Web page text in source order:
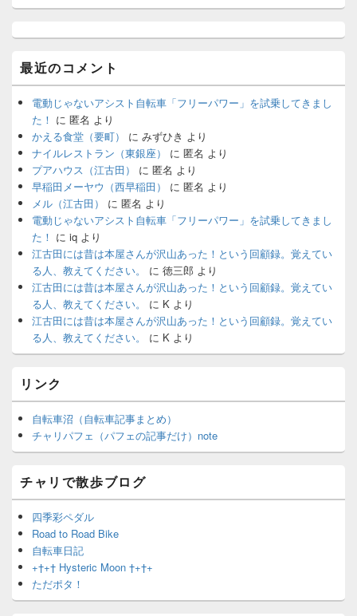
最近のコメント
電動じゃないアシスト自転車「フリーパワー」を試乗してきまし
た！ に 匿名 より
かえる食堂（要町）
に みずひき より
ナイルレストラン（東銀座）
に 匿名 より
プアハウス（江古田）
に 匿名 より
早稲田メーヤウ（西早稲田）
に 匿名 より
メル（江古田）
に 匿名 より
電動じゃないアシスト自転車「フリーパワー」を試乗してきまし
た！ に iq より
江古田には昔は本屋さんが沢山あった！という回顧録。覚えてい
る人、教えてください。
に 徳三郎 より
江古田には昔は本屋さんが沢山あった！という回顧録。覚えてい
る人、教えてください。
に K より
江古田には昔は本屋さんが沢山あった！という回顧録。覚えてい
る人、教えてください。
に K より
リンク
自転車沼（自転車記事まとめ）
チャリパフェ（パフェの記事だけ）note
チャリで散歩ブログ
四季彩ペダル
Road to Road Bike
自転車日記
+†+† Hysteric Moon †+†+
ただポタ！